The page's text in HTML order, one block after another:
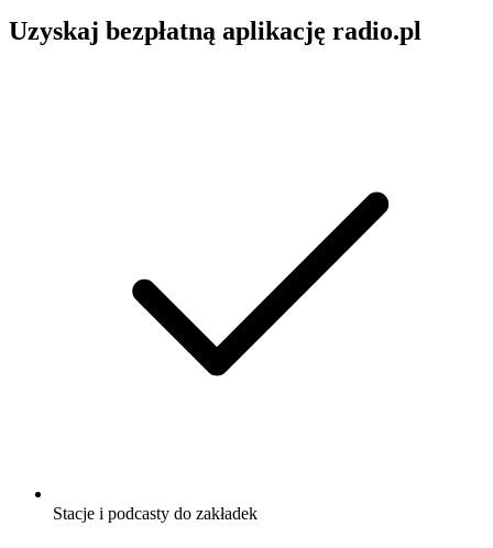
Uzyskaj bezpłatną aplikację radio.pl
Stacje i podcasty do zakładek